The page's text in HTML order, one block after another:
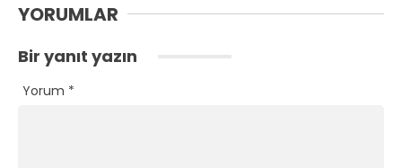
YORUMLAR
Bir yanıt yazın
Yorum *